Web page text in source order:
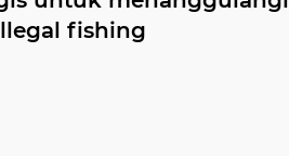
fishing